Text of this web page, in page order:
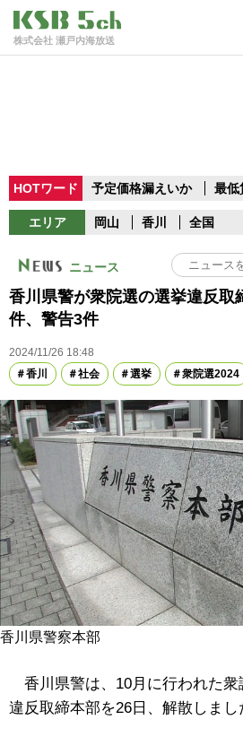
株式会社 瀬戸内海放送
HOTワード 予定価格漏えいか 最低
エリア 岡山 香川 全国
ニュース
香川県警が衆院選の選挙違反
件、警告3件
2024/11/26 18:48
香川
社会 選挙 衆院選2024
香川県警察本部
香川県警は、10月に行われた衆
違反取締本部を26日、解散しまし